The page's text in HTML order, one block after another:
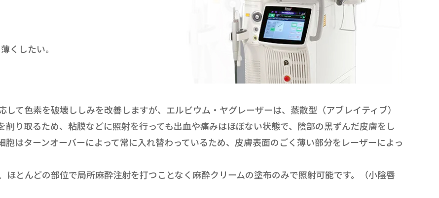
くしたい。
て色素を破壊ししみを改善しますが、エルビウム・ヤグレーザーは、蒸散型（アブレイティブ）
り取るため、粘膜などに照射を行っても出血や痛みはほぼない状態で、陰部の黒ずんだ皮膚をし
はターンオーバーによって常に入れ替わっているため、皮膚表面のごく薄い部分をレーザーによっ
とんどの部位で局所麻酔注射を打つことなく麻酔クリームの塗布のみで照射可能です。（小陰唇